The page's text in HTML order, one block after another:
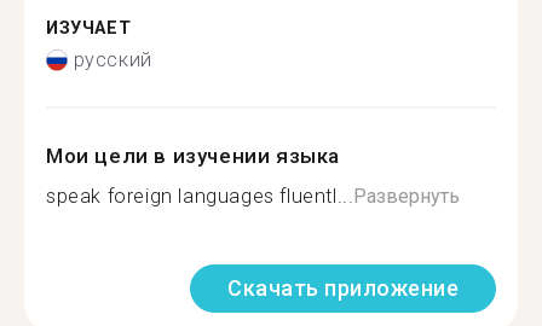
ИЗУЧАЕТ
русский
Мои цели в изучении языка
speak foreign languages fluentl...Развернуть
Скачать приложение